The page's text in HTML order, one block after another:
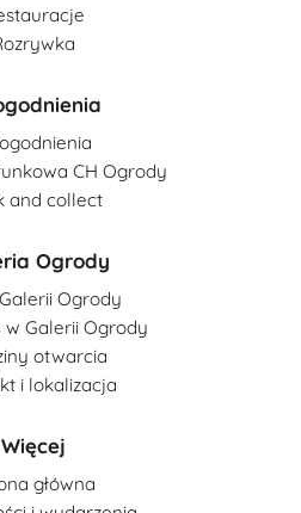
CH Ogrody
and collect
Ogrody
Ogrody
w Galerii Ogrody
otwarcia
i lokalizacja
Więcej
główna